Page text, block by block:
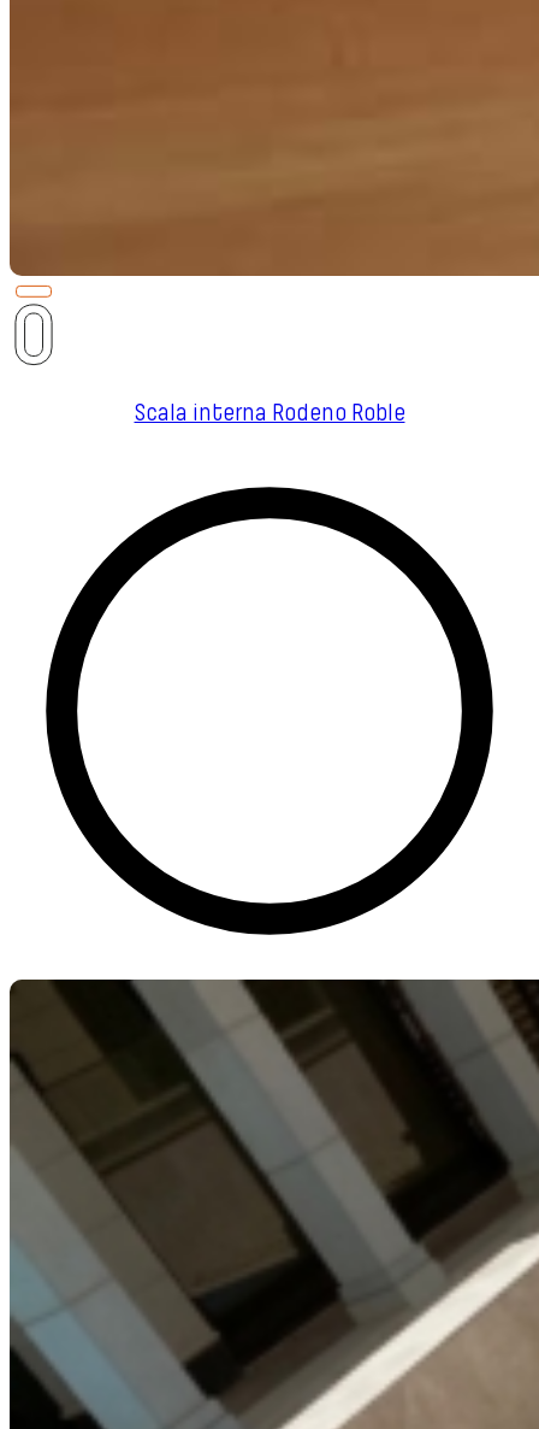
Scala interna Rodeno Roble